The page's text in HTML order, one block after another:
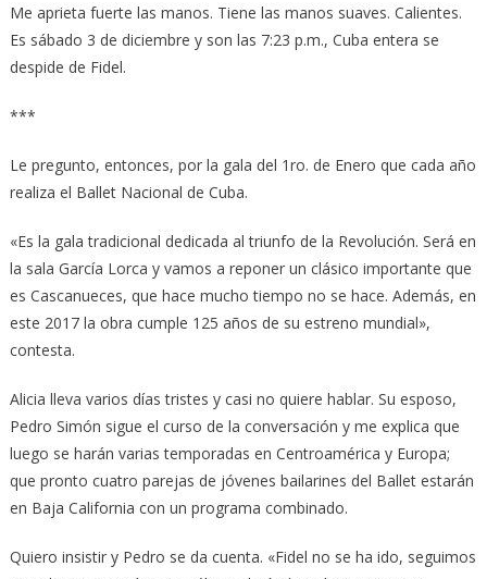
Me aprieta fuerte las manos. Tiene las manos suaves. Calientes.
Es sábado 3 de diciembre y son las 7:23 p.m., Cuba entera se
despide de Fidel.
***
Le pregunto, entonces, por la gala del 1ro. de Enero que cada año
realiza el Ballet Nacional de Cuba.
«Es la gala tradicional dedicada al triunfo de la Revolución. Será en
la sala García Lorca y vamos a reponer un clásico importante que
es Cascanueces, que hace mucho tiempo no se hace. Además, en
este 2017 la obra cumple 125 años de su estreno mundial»,
contesta.
Alicia lleva varios días tristes y casi no quiere hablar. Su esposo,
Pedro Simón sigue el curso de la conversación y me explica que
luego se harán varias temporadas en Cen­tro­amé­rica y Europa;
que pronto cuatro parejas de jóvenes bailarines del Ballet estarán
en Baja California con un programa combinado.
Quiero insistir y Pedro se da cuenta. «Fidel no se ha ido, seguimos